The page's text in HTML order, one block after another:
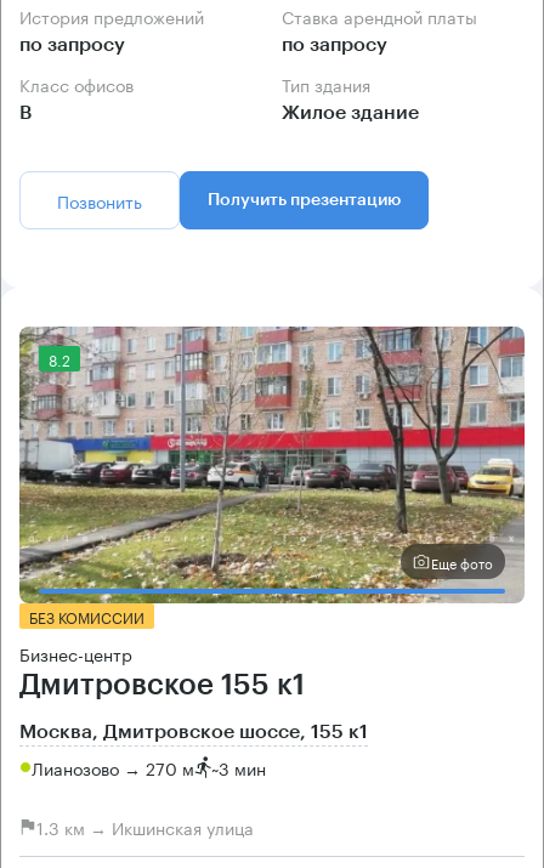
История предложений
по запросу
Ставка арендной платы
по запросу
Класс офисов
B
Тип здания
Жилое здание
Позвонить Получить презентацию
8.2
Еще фото
БЕЗ КОМИССИИ
Бизнес-центр
Дмитровское 155 к1
Москва, Дмитровское шоссе, 155 к1
Лианозово → 270 м ~3 мин
1.3 км → Икшинская улица